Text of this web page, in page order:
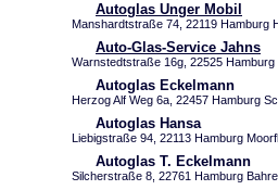
Autoglas Unger Mobil
Manshardtstraße 74, 22119 Hamburg
Auto-Glas-Service Jahns
Warnstedtstraße 16g, 22525
Autoglas Eckelmann
Herzog Alf Weg 6a, 22457 Hamburg
Autoglas Hansa
Liebigstraße 94, 22113 Hamburg
Autoglas T. Eckelmann
Silcherstraße 8, 22761 Hamburg